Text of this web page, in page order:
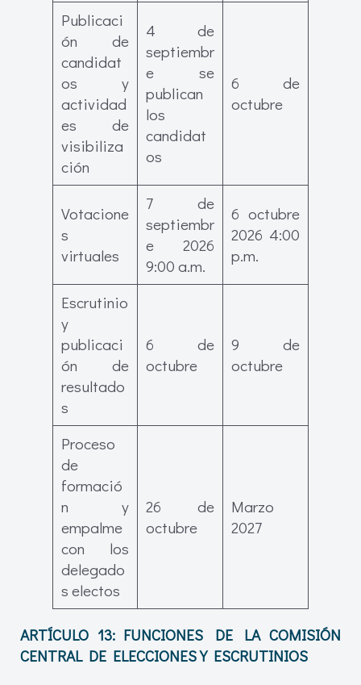
Publicaci
ón de
candidat
os y
actividad
es de
visibiliza
ción
4 de
septiembr
e se
publican
los
candidat
os
6 de
octubre
Votacione
s
virtuales
7 de
septiembr
e 2026
9:00 a.m.
6 octubre
2026 4:00
p.m.
Escrutinio
y
publicaci
ón de
resultado
s
6 de
octubre
9 de
octubre
Proceso
de
formació
n y
empalme
con los
delegado
s electos
26 de
octubre
Marzo
2027
ARTÍCULO 13: FUNCIONES DE LA COMISIÓN
CENTRAL DE ELECCIONES Y ESCRUTINIOS